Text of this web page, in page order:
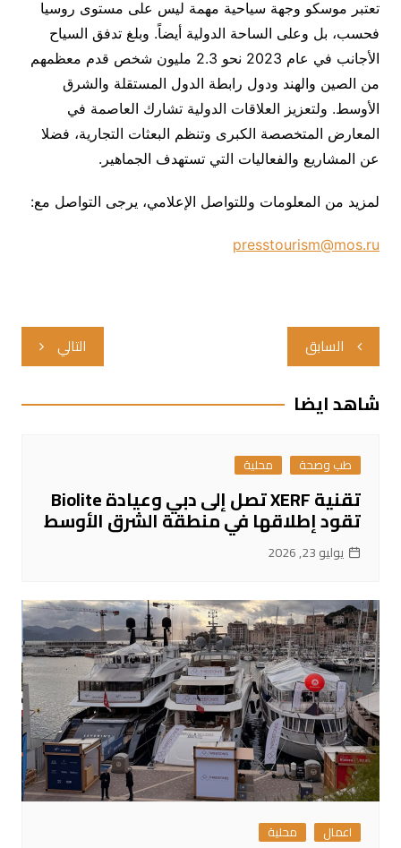
تعتبر موسكو وجهة سياحية مهمة ليس على مستوى روسيا
فحسب، بل وعلى الساحة الدولية أيضاً. وبلغ تدفق السياح
الأجانب في عام 2023 نحو 2.3 مليون شخص قدم معظمهم
من الصين والهند ودول رابطة الدول المستقلة والشرق
الأوسط. ولتعزيز العلاقات الدولية تشارك العاصمة في
المعارض المتخصصة الكبرى وتنظم البعثات التجارية، فضلا
عن المشاريع والفعاليات التي تستهدف الجماهير.
لمزيد من المعلومات وللتواصل الإعلامي، يرجى التواصل مع:
presstourism@mos.ru
تصفّح
المقالات
السابق التالي
شاهد ايضا
طب وصحة محلية
تقنية XERF تصل إلى دبي وعيادة Biolite
تقود إطلاقها في منطقة الشرق الأوسط
يوليو 23, 2026
اعمال محلية